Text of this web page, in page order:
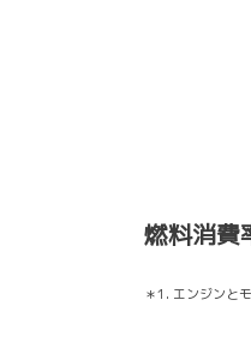
燃料消費
＊1. エンジンと